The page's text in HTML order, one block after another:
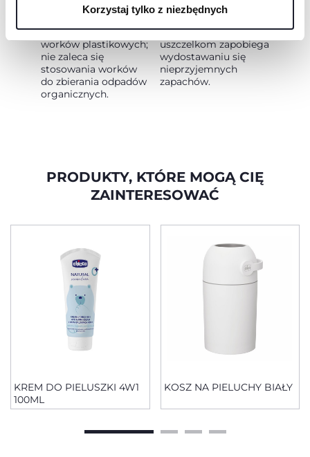
Korzystaj tylko z niezbędnych
Uniwersalne:
stosowanie zwykłych
worków plastikowych;
nie zaleca się
stosowania worków
do zbierania odpadów
organicznych.
Dzięki opatentowanej
budowie i
zastosowanym
uszczelkom zapobiega
wydostawaniu się
nieprzyjemnych
zapachów.
PRODUKTY, KTÓRE MOGĄ CIĘ
ZAINTERESOWAĆ
KREM DO PIELUSZKI 4W1
100ML
KOSZ NA PIELUCHY BIAŁY